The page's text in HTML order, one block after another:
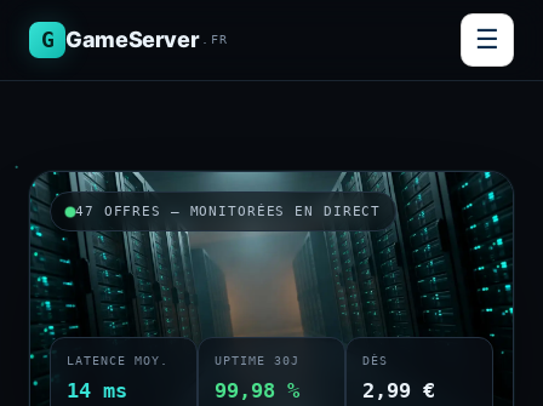
G GameServer .FR ☰
47 OFFRES — MONITORÉES EN DIRECT
LATENCE MOY.
14 ms
UPTIME 30J
99,98 %
DÈS
2,99 €